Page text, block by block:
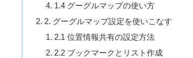
1.4 グーグルマップの使い方
2. グーグルマップ設定を使いこなす
2.1 位置情報共有の設定方法
2.2 ブックマークとリスト作成